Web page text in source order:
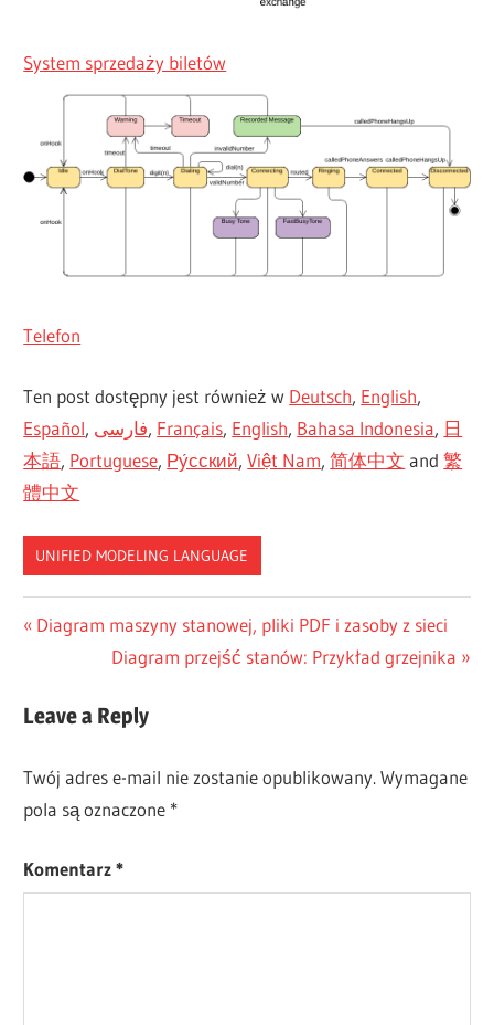
System sprzedaży biletów
Telefon
Ten post dostępny jest również w Deutsch, English,
Español, فارسی, Français, English, Bahasa Indonesia, 日
本語, Portuguese, Ру́сский,Việt Nam,简体中文 and繁
體中文
UNIFIED MODELING LANGUAGE
DONE
JA-
TW-
DONE
Nawigacja
Previous
Diagram maszyny stanowej, pliki PDF i zasoby z sieci
Next
Diagram przejść stanów: Przykład grzejnika
Leave a Reply
Twój adres e-mail nie zostanie opublikowany. Wymagane
pola są oznaczone *
Komentarz*